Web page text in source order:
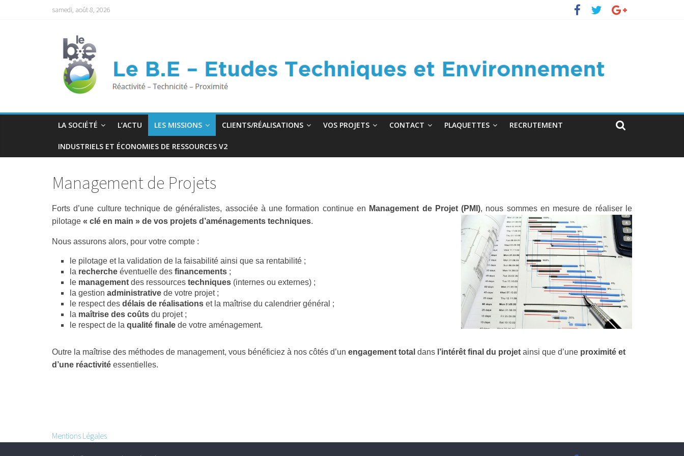
samedi, août 8, 2026
LA SOCIÉTÉ L’ACTU LES MISSIONS CLIENTS/RÉALISATIONS VOS PROJETS CONTACT PLAQUETTES RECRUTEMENT
INDUSTRIELS ET ÉCONOMIES DE RESSOURCES V2
Management de Projets
Forts d’une culture technique de généralistes, associée à une formation continue en Management de Projet (PMI), nous sommes en mesure de réaliser le
pilotage « clé en main » de vos projets d’aménagements techniques.
Nous assurons alors, pour votre compte :
le pilotage et la validation de la faisabilité ainsi que sa rentabilité ;
la recherche éventuelle des financements ;
le management des ressources techniques (internes ou externes) ;
la gestion administrative de votre projet ;
le respect des délais de réalisations et la maîtrise du calendrier général ;
la maîtrise des coûts du projet ;
le respect de la qualité finale de votre aménagement.
Outre la maîtrise des méthodes de management, vous bénéficiez à nos côtés d’un engagement total dans l’intérêt final du projet ainsi que d’une proximité et
d’une réactivité essentielles.
Mentions Légales